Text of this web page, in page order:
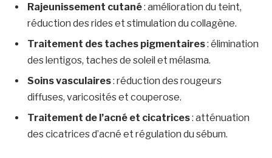
Rajeunissement cutané: amélioration du teint,
réduction des rides et stimulation du collagène.
Traitement des taches pigmentaires: élimination
des lentigos, taches de soleil et mélasma.
Soins vasculaires: réduction des rougeurs
diffuses, varicosités et couperose.
Traitement de l’acné et cicatrices: atténuation
des cicatrices d’acné et régulation du sébum.